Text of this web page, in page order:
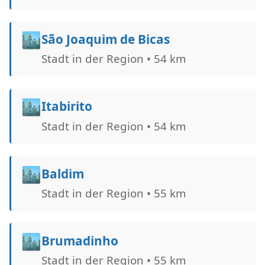
🏙️São Joaquim de Bicas
Stadt in der Region • 54 km
🏙️Itabirito
Stadt in der Region • 54 km
🏙️Baldim
Stadt in der Region • 55 km
🏙️Brumadinho
Stadt in der Region • 55 km